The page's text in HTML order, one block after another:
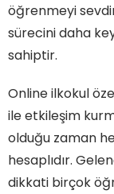
öğrenmeyi
sürecini daha
sahiptir.
Online ilkokul
ile etkileşim
olduğu zaman
hesaplıdır.
dikkati birçok